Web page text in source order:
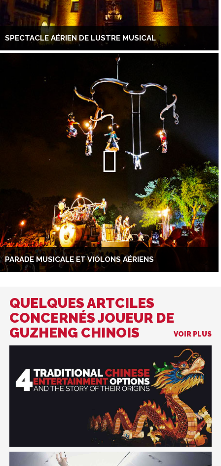
SPECTACLE AÉRIEN DE LUSTRE MUSICAL
PARADE MUSICALE ET VIOLONS AÉRIENS
QUELQUES ARTCILES
CONCERNÉS JOUEUR DE
GUZHENG CHINOIS
VOIR PLUS